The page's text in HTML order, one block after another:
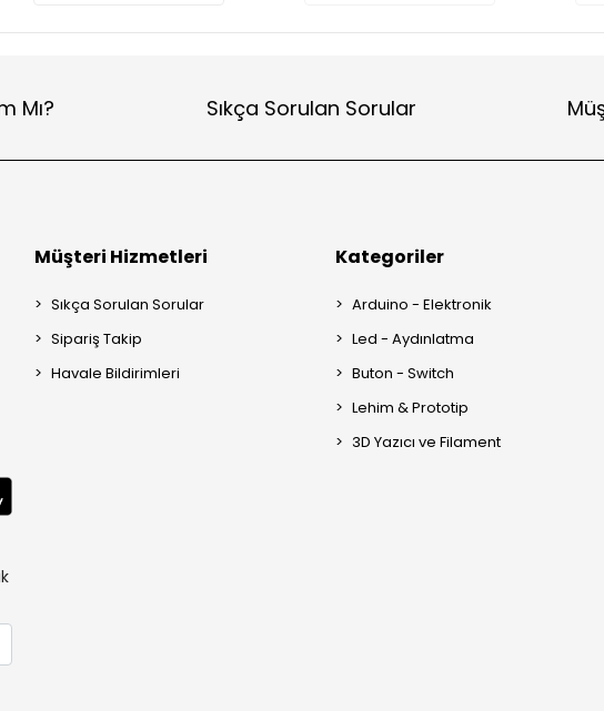
Mı? Sıkça Sorulan Sorular
Müşteri Hizmetleri
Sıkça Sorulan Sorular
Sipariş Takip
Havale Bildirimleri
Kategoriler
Arduino - Elektronik
Led - Aydınlatma
Buton - Switch
Lehim & Prototip
3D Yazıcı ve Filament